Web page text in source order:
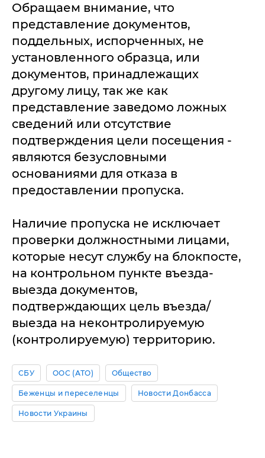
Обращаем внимание, что
представление документов,
поддельных, испорченных, не
установленного образца, или
документов, принадлежащих
другому лицу, так же как
представление заведомо ложных
сведений или отсутствие
подтверждения цели посещения -
являются безусловными
основаниями для отказа в
предоставлении пропуска.
Наличие пропуска не исключает
проверки должностными лицами,
которые несут службу на блокпосте,
на контрольном пункте въезда-
выезда документов,
подтверждающих цель въезда/
выезда на неконтролируемую
(контролируемую) территорию.
СБУ ООС (АТО) Общество
Беженцы и переселенцы Новости Донбасса
Новости Украины